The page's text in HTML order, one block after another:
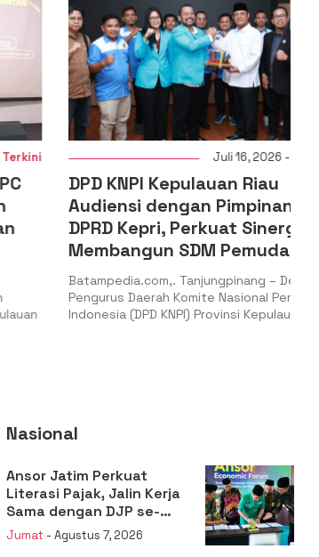
Juli 16, 2026 -Terkini
DPD KNPI Kepulauan Riau
Audiensi dengan Pimpinan
DPRD Kepri, Perkuat Sinergi
Membangun SDM Pemuda
Batampedia.com,. Tanjungpinang – Dewan
Pengurus Daerah Komite Nasional Pemuda
Indonesia (DPD KNPI) Provinsi Kepulauan
Nasional
Ansor Jatim Perkuat
Literasi Pajak, Jalin Kerja
Sama dengan DJP se-
Jatim
Jumat - Agustus 7, 2026